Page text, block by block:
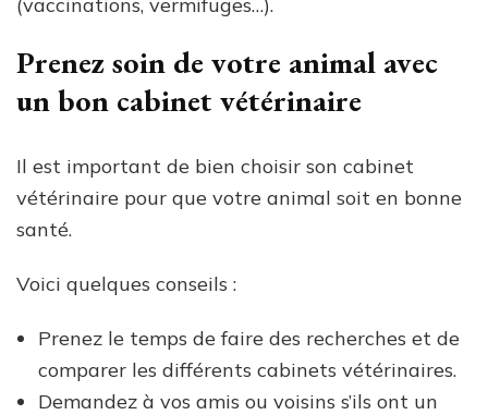
Prenez soin de votre animal avec
un bon cabinet vétérinaire
Il est important de bien choisir son cabinet
vétérinaire pour que votre animal soit en bonne
santé.
Voici quelques conseils :
Prenez le temps de faire des recherches et de
comparer les différents cabinets vétérinaires.
Demandez à vos amis ou voisins s’ils ont un